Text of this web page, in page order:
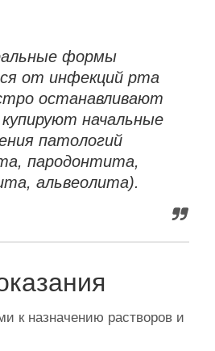
формы
от инфекций рта
останавливают
купируют начальные
патологий
пародонтита,
альвеолита).
к назначению растворов и